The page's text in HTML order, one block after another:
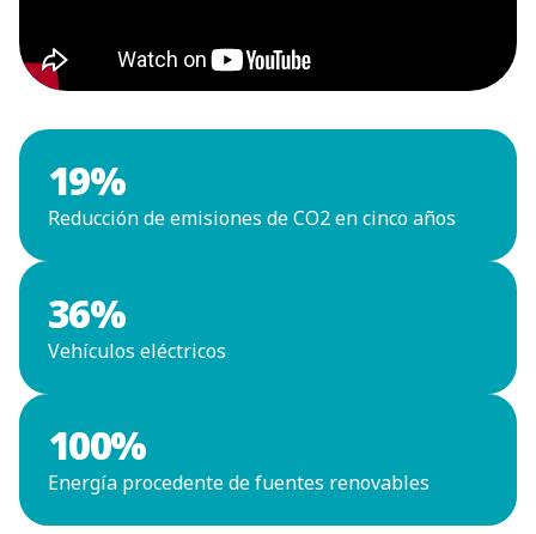
19%
Reducción de emisiones de CO2 en cinco años
36%
Vehículos eléctricos
100%
Energía procedente de fuentes renovables
gyroscope; picture-in-picture; web-share"
allowfullscreen>